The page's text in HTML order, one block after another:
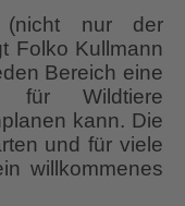
(nicht nur der
Folko Kullmann
Bereich eine
für Wildtiere
kann. Die
und für viele
willkommenes